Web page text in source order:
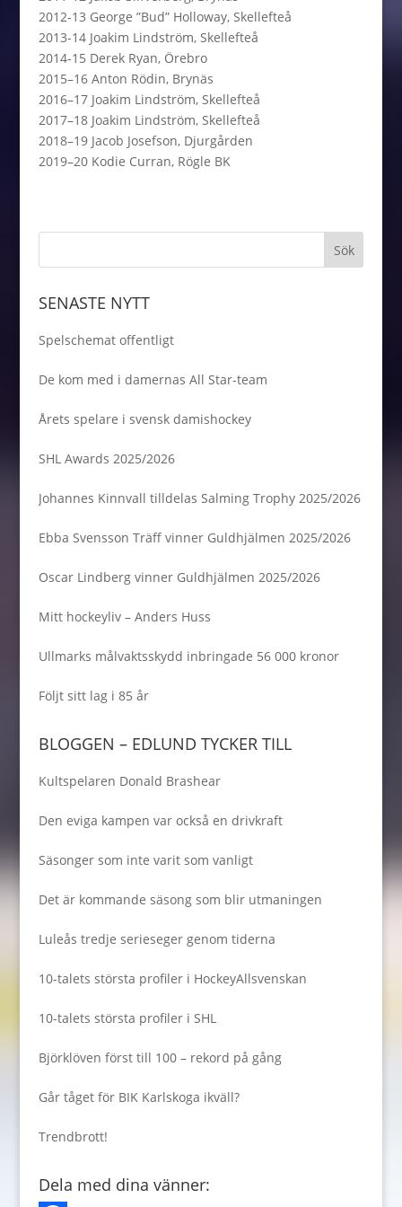
2012-13 George ”Bud” Holloway, Skellefteå
2013-14 Joakim Lindström, Skellefteå
2014-15 Derek Ryan, Örebro
2015–16 Anton Rödin, Brynäs
2016–17 Joakim Lindström, Skellefteå
2017–18 Joakim Lindström, Skellefteå
2018–19 Jacob Josefson, Djurgården
2019–20 Kodie Curran, Rögle BK
SENASTE NYTT
Spelschemat offentligt
De kom med i damernas All Star-team
Årets spelare i svensk damishockey
SHL Awards 2025/2026
Johannes Kinnvall tilldelas Salming Trophy 2025/2026
Ebba Svensson Träff vinner Guldhjälmen 2025/2026
Oscar Lindberg vinner Guldhjälmen 2025/2026
Mitt hockeyliv – Anders Huss
Ullmarks målvaktsskydd inbringade 56 000 kronor
Följt sitt lag i 85 år
BLOGGEN – EDLUND TYCKER TILL
Kultspelaren Donald Brashear
Den eviga kampen var också en drivkraft
Säsonger som inte varit som vanligt
Det är kommande säsong som blir utmaningen
Luleås tredje serieseger genom tiderna
10-talets största profiler i HockeyAllsvenskan
10-talets största profiler i SHL
Björklöven först till 100 – rekord på gång
Går tåget för BIK Karlskoga ikväll?
Trendbrott!
Dela med dina vänner: